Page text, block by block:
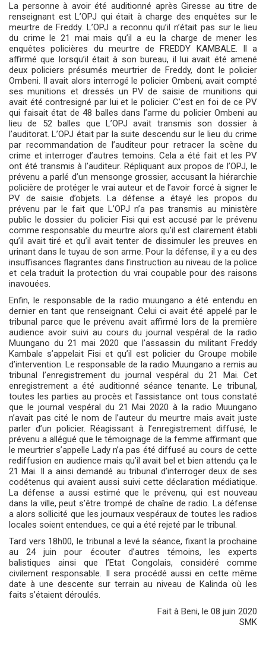
La personne à avoir été auditionné après Giresse au titre de
renseignant est L’OPJ qui était à charge des enquêtes sur le
meurtre de Freddy. L’OPJ a reconnu qu’il n’était pas sur le lieu
du crime le 21 mai mais qu’il a eu la charge de mener les
enquêtes policières du meurtre de FREDDY KAMBALE. Il a
affirmé que lorsqu’il était à son bureau, il lui avait été amené
deux policiers présumés meurtrier de Freddy, dont le policier
Ombeni. Il avait alors interrogé le policier Ombeni, avait compté
ses munitions et dressés un PV de saisie de munitions qui
avait été contresigné par lui et le policier. C’est en foi de ce PV
qui faisait état de 48 balles dans l’arme du policier Ombeni au
lieu de 52 balles que L’OPJ avait transmis son dossier à
l’auditorat. L’OPJ était par la suite descendu sur le lieu du crime
par recommandation de l’auditeur pour retracer la scène du
crime et interroger d’autres temoins. Cela a été fait et les PV
ont été transmis à l’auditeur. Répliquant aux propos de l’OPJ, le
prévenu a parlé d’un mensonge grossier, accusant la hiérarchie
policière de protéger le vrai auteur et de l’avoir forcé à signer le
PV de saisie d’objets. La défense a étayé les propos du
prévenu par le fait que L’OPJ n’a pas transmis au ministère
public le dossier du policier Fisi qui est accusé par le prévenu
comme responsable du meurtre alors qu’il est clairement établi
qu’il avait tiré et qu’il avait tenter de dissimuler les preuves en
urinant dans le tuyau de son arme. Pour la défense, il y a eu des
insuffisances flagrantes dans l’instruction au niveau de la police
et cela traduit la protection du vrai coupable pour des raisons
inavouées.
Enfin, le responsable de la radio muungano a été entendu en
dernier en tant que renseignant. Celui ci avait été appelé par le
tribunal parce que le prévenu avait affirmé lors de la première
audience avoir suivi au cours du journal vespéral de la radio
Muungano du 21 mai 2020 que l’assassin du militant Freddy
Kambale s’appelait Fisi et qu’il est policier du Groupe mobile
d’intervention. Le responsable de la radio Muungano a remis au
tribunal l’enregistrement du journal vespéral du 21 Mai. Cet
enregistrement a été auditionné séance tenante. Le tribunal,
toutes les parties au procès et l’assistance ont tous constaté
que le journal vespéral du 21 Mai 2020 à la radio Muungano
n’avait pas cité le nom de l’auteur du meurtre mais avait juste
parler d’un policier. Réagissant à l’enregistrement diffusé, le
prévenu a allégué que le témoignage de la femme affirmant que
le meurtrier s’appelle Lady n’a pas été diffusé au cours de cette
rediffusion en audience mais qu’il avait bel et bien attendu ça le
21 Mai. Il a ainsi demandé au tribunal d’interroger deux de ses
codétenus qui avaient aussi suivi cette déclaration médiatique.
La défense a aussi estimé que le prévenu, qui est nouveau
dans la ville, peut s’être trompé de chaîne de radio. La défense
a alors sollicité que les journaux vespéraux de toutes les radios
locales soient entendues, ce qui a été rejeté par le tribunal.
Tard vers 18h00, le tribunal a levé la séance, fixant la prochaine
au 24 juin pour écouter d’autres témoins, les experts
balistiques ainsi que l’Etat Congolais, considéré comme
civilement responsable. Il sera procédé aussi en cette même
date à une descente sur terrain au niveau de Kalinda où les
faits s’étaient déroulés.
Fait à Beni, le 08 juin 2020
SMK